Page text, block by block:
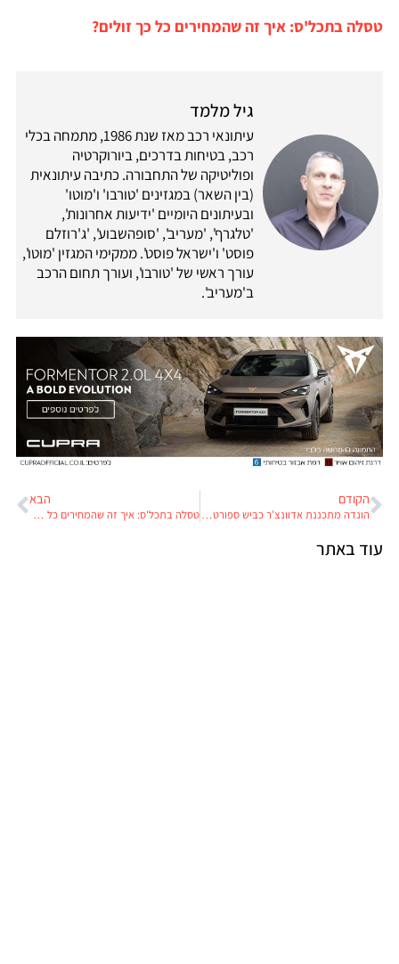
טסלה בתכל'ס: איך זה שהמחירים כל כך זולים?
גיל מלמד
עיתונאי רכב מאז שנת 1986, מתמחה בכלי
רכב, בטיחות בדרכים, ביורוקרטיה
ופוליטיקה של התחבורה. כתיבה עיתונאית
(בין השאר) במגזינים 'טורבו' ו'מוטו'
ובעיתונים היומיים 'ידיעות אחרונות',
'טלגרף', 'מעריב', 'סופהשבוע', 'ג'רוזלם
פוסט' ו'ישראל פוסט'. ממקימי המגזין 'מוטו',
עורך ראשי של 'טורבו', ועורך תחום הרכב
ב'מעריב'.
הקודם
הונדה מתכננת אדוונצ’ר כביש ספורטיבי עם מנוע האפריקה טווין
הבא
טסלה בתכל'ס: איך זה שהמחירים כל כך זולים?
עוד באתר